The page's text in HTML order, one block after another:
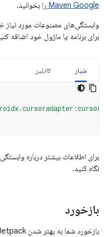
Maven Google را
بخوانید.
وابستگی‌های مصنوعات مورد نیاز
برای برنامه یا ماژول خود اضافه
شیار کاتلین
برای اطلاعات بیشتر درباره
نگاه کنید.
بازخورد